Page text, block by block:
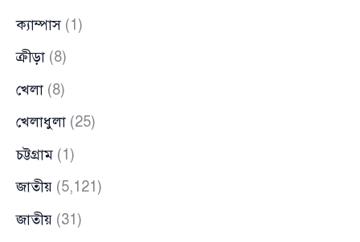
ক্যাম্পাস(1)
ক্রীড়া (8)
খেলা (8)
খেলাধুলা (25)
চট্টগ্রাম (1)
জাতীয় (5,121)
জাতীয় (31)